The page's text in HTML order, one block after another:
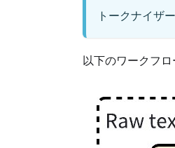
トークナイザ
以下のワークフ